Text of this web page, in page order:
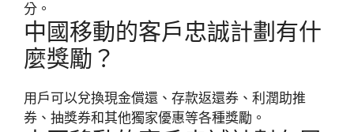
分。
中國移動的客戶忠誠計劃有什
麼獎勵？
用戶可以兌換現金償還、存款返還券、利潤助推
券、抽獎券和其他獨家優惠等各種獎勵。